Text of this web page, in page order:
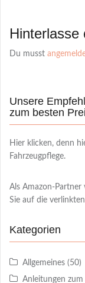
Hinterlasse
Du musst
Unsere
zum besten
Hier klicken, denn
Fahrzeugpflege.
Als Amazon-Partner
Sie auf die
Kategorien
Allgemeines (50)
Anleitungen zum